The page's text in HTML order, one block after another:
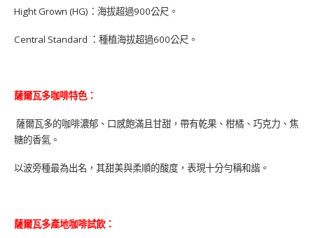
Hight Grown (HG)：海拔超過900公尺。
Central Standard ：種植海拔超過600公尺。
薩爾瓦多咖啡特色：
薩爾瓦多的咖啡濃郁、口感飽滿且甘甜，帶有乾果、柑橘、巧克力、焦
糖的香氣。
以波旁種最為出名，其甜美與柔順的酸度，表現十分勻稱和諧。
薩爾瓦多產地咖啡試飲：